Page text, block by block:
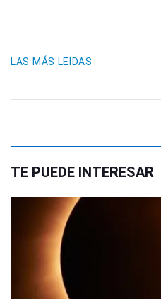
LAS MÁS LEIDAS
TE PUEDE INTERESAR